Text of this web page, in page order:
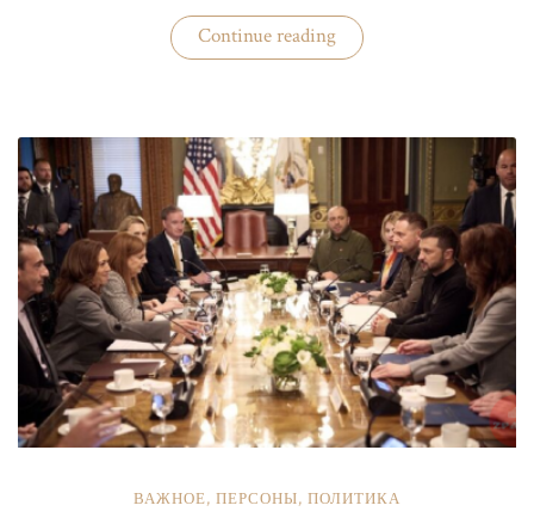
Continue reading«Бизнес
«добровольных
ВАЖНОЕ, ПЕРСОНЫ, ПОЛИТИКА